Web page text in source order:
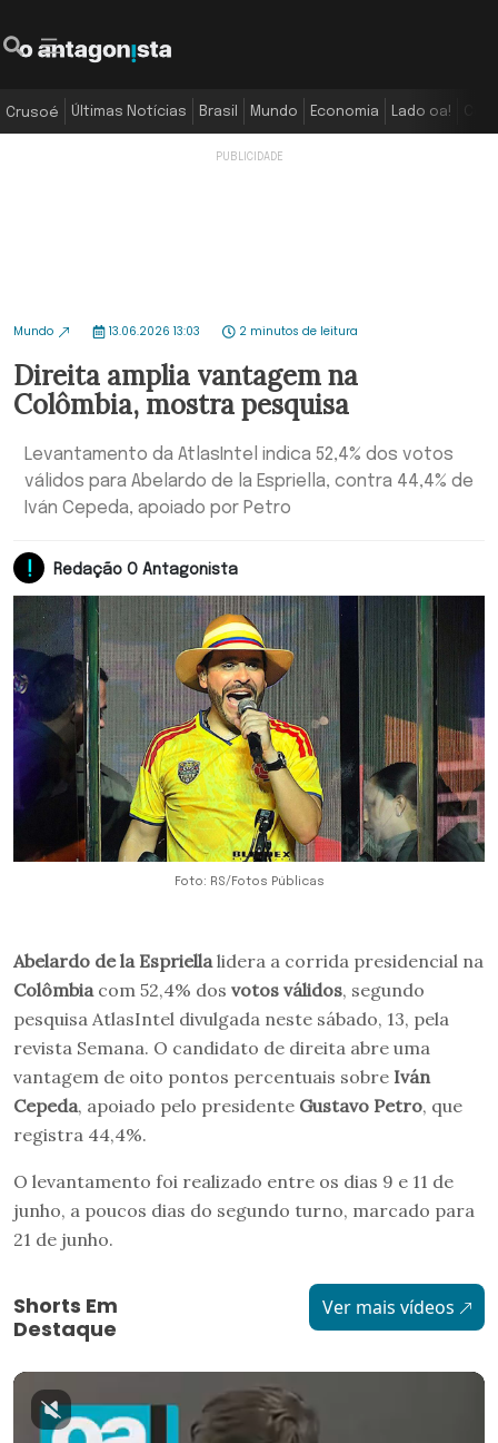
Crusoé Últimas Notícias Brasil Mundo Economia Lado oa!
Mundo 13.06.2026 13:03 2 minutos de leitura
Direita amplia vantagem na
Colômbia, mostra pesquisa
Levantamento da AtlasIntel indica 52,4% dos votos
válidos para Abelardo de la Espriella, contra 44,4% de
Iván Cepeda, apoiado por Petro
Redação O Antagonista
Foto: RS/Fotos Públicas
Abelardo de la Espriella lidera a corrida presidencial na
Colômbia com 52,4% dos votos válidos, segundo
pesquisa AtlasIntel divulgada neste sábado, 13, pela
revista Semana. O candidato de direita abre uma
vantagem de oito pontos percentuais sobre Iván
Cepeda, apoiado pelo presidente Gustavo Petro, que
registra 44,4%.
O levantamento foi realizado entre os dias 9 e 11 de
junho, a poucos dias do segundo turno, marcado para
21 de junho.
Shorts Em
Destaque
Ver mais vídeos